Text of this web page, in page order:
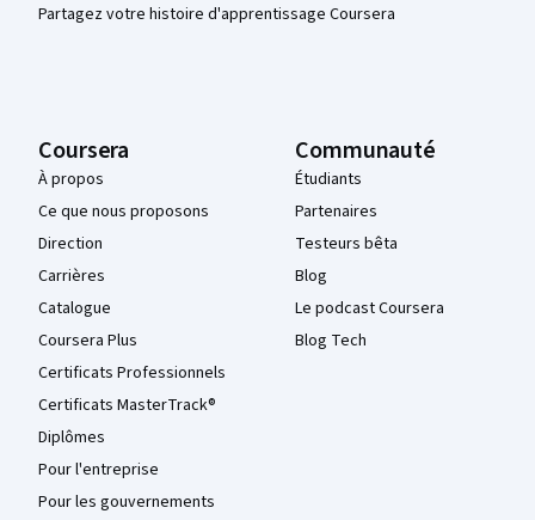
Partagez votre histoire d'apprentissage Coursera
Coursera
À propos
Ce que nous proposons
Direction
Carrières
Catalogue
Coursera Plus
Certificats Professionnels
Certificats MasterTrack®
Diplômes
Pour l'entreprise
Pour les gouvernements
Communauté
Étudiants
Partenaires
Testeurs bêta
Blog
Le podcast Coursera
Blog Tech